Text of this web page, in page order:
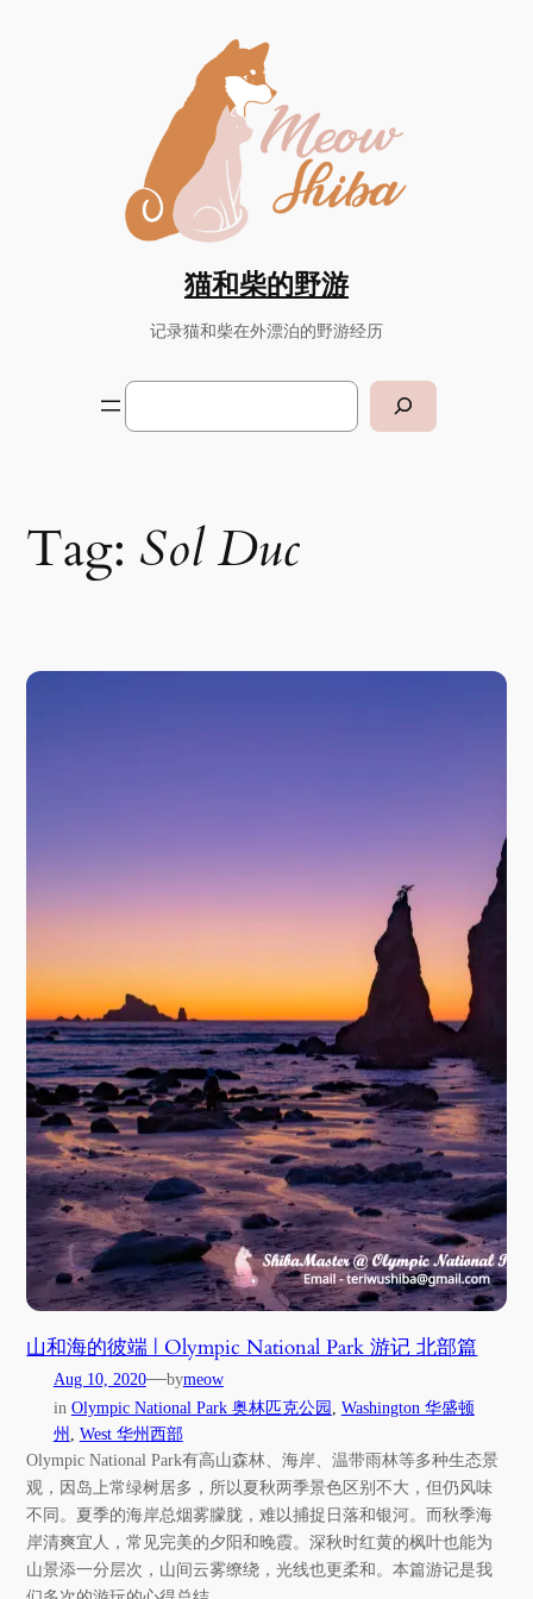
猫和柴的野游
记录猫和柴在外漂泊的野游经历
Search
Tag: Sol Duc
山和海的彼端 | Olympic National Park 游记 北部篇
Aug 10, 2020—bymeow
in Olympic National Park 奥林匹克公园
Washington 华盛顿
州
West 华州西部
Olympic National Park有高山森林、海岸、温带雨林等多种生态景
观，因岛上常绿树居多，所以夏秋两季景色区别不大，但仍风味
不同。夏季的海岸总烟雾朦胧，难以捕捉日落和银河。而秋季海
岸清爽宜人，常见完美的夕阳和晚霞。深秋时红黄的枫叶也能为
山景添一分层次，山间云雾缭绕，光线也更柔和。本篇游记是我